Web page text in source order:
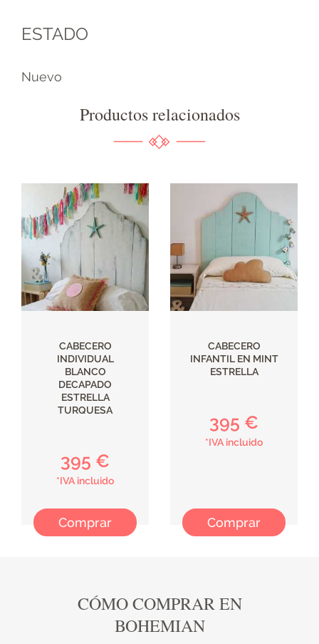
ESTADO
Nuevo
Productos relacionados
CABECERO
INDIVIDUAL
BLANCO
DECAPADO
ESTRELLA
TURQUESA
395 €
*IVA incluido
Comprar
CABECERO
INFANTIL EN MINT
ESTRELLA
395 €
*IVA incluido
Comprar
CÓMO COMPRAR EN
BOHEMIAN